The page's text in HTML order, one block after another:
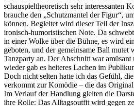
schauspieltheoretisch sehr interessanten
brauche den „Schutzmantel der Figur“,
können. Begleitet wird dieser Teil der
ironisch-humoristischen Note. Da
in einer Wolke über die Bühne, es wird
geboten, und der gemeinsame Ball mutet
Tanzparty an. Der Abschnitt war
wieder gab es heiteres Lachen im
Doch nicht selten hatte ich das Gefühl,
verkommt zur Komödie – die das
Im Verlauf der Handlung gleiten die
ihre Rolle: Das Alltagsoutfit wird gegen